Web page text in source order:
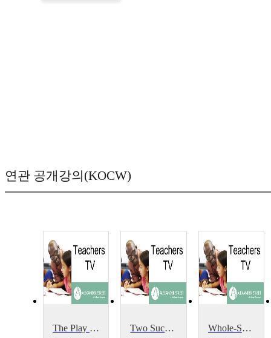
연관 공개강의(KOCW)
The Play Project Two Successful Projects Whole-School Portrait Project